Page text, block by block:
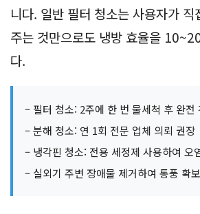
니다. 일반 필터 청소는 사용자가
주는 것만으로도 냉방 효율을
다.
– 필터 청소: 2주에 한 번 물세척 후 완전
– 분해 청소: 연 1회 전문 업체 의뢰 권장
– 냉각핀 청소: 전용 세정제 사용하여 오
– 실외기 주변 장애물 제거하여 통풍 확보